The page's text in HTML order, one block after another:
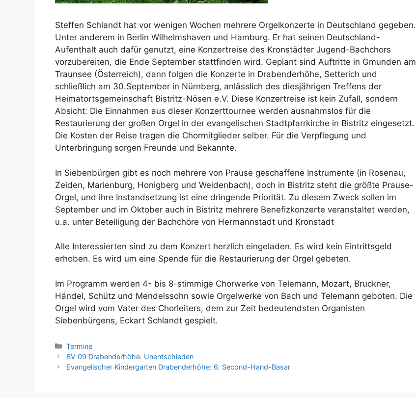
Steffen Schlandt hat vor wenigen Wochen mehrere Orgelkonzerte in Deutschland gegeben.
Unter anderem in Berlin Wilhelmshaven und Hamburg. Er hat seinen Deutschland-
Aufenthalt auch dafür genutzt, eine Konzertreise des Kronstädter Jugend-Bachchors
vorzubereiten, die Ende September stattfinden wird. Geplant sind Auftritte in Gmunden am
Traunsee (Österreich), dann folgen die Konzerte in Drabenderhöhe, Setterich und
schließlich am 30.September in Nürnberg, anlässlich des diesjährigen Treffens der
Heimatortsgemeinschaft Bistritz-Nösen e.V. Diese Konzertreise ist kein Zufall, sondern
Absicht: Die Einnahmen aus dieser Konzerttournee werden ausnahmslos für die
Restaurierung der großen Orgel in der evangelischen Stadtpfarrkirche in Bistritz eingesetzt.
Die Kosten der Reise tragen die Chormitglieder selber. Für die Verpflegung und
Unterbringung sorgen Freunde und Bekannte.
In Siebenbürgen gibt es noch mehrere von Prause geschaffene Instrumente (in Rosenau,
Zeiden, Marienburg, Honigberg und Weidenbach), doch in Bistritz steht die größte Prause-
Orgel, und ihre Instandsetzung ist eine dringende Priorität. Zu diesem Zweck sollen im
September und im Oktober auch in Bistritz mehrere Benefizkonzerte veranstaltet werden,
u.a. unter Beteiligung der Bachchöre von Hermannstadt und Kronstadt
Alle Interessierten sind zu dem Konzert herzlich eingeladen. Es wird kein Eintrittsgeld
erhoben. Es wird um eine Spende für die Restaurierung der Orgel gebeten.
Im Programm werden 4- bis 8-stimmige Chorwerke von Telemann, Mozart, Bruckner,
Händel, Schütz und Mendelssohn sowie Orgelwerke von Bach und Telemann geboten. Die
Orgel wird vom Vater des Chorleiters, dem zur Zeit bedeutendsten Organisten
Siebenbürgens, Eckart Schlandt gespielt.
Kategorien
Termine
BV 09 Drabenderhöhe: Unentschieden
Evangelischer Kindergarten Drabenderhöhe: 6. Second-Hand-Basar